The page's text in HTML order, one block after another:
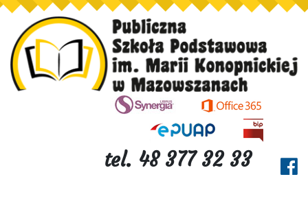
tel. 48 377 32 33